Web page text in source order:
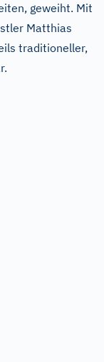
geweiht. Mit
Matthias
traditioneller,